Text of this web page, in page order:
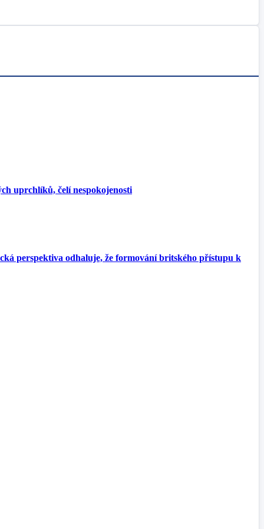
uprchlíků, čelí nespokojenosti
perspektiva odhaluje, že formování britského přístupu k